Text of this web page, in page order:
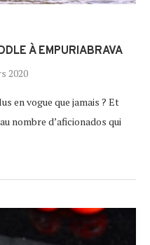
À EMPURIABRAVA
2020
en vogue que jamais ? Et
nombre d’aficionados qui